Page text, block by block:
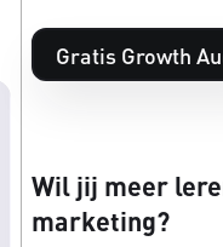
Gratis Growth
Wil jij meer
marketing?